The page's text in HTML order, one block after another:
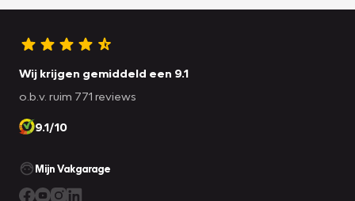
Wij krijgen gemiddeld een 9.1
o.b.v. ruim 771 reviews
9.1/10
Mijn Vakgarage